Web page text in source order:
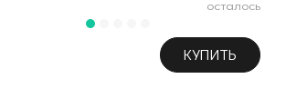
осталось
КУПИТЬ